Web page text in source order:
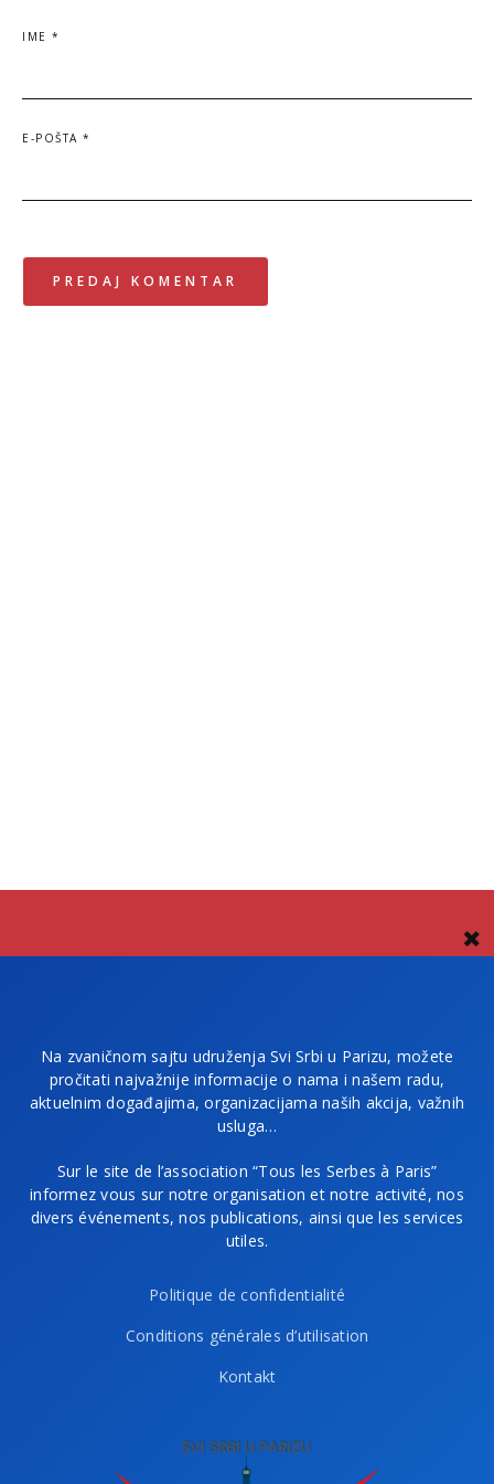
IME *
E-POŠTA *
Na zvaničnom sajtu udruženja Svi Srbi u Parizu, možete
pročitati najvažnije informacije o nama i našem radu,
aktuelnim događajima, organizacijama naših akcija, važnih
usluga…
Sur le site de l’association “Tous les Serbes à Paris”
informez vous sur notre organisation et notre activité, nos
divers événements, nos publications, ainsi que les services
utiles.
Politique de confidentialité
Conditions générales d’utilisation
Kontakt